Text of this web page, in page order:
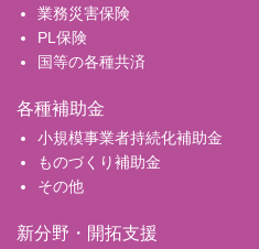
業務災害保険
PL保険
国等の各種共済
各種補助金
小規模事業者持続化補助金
ものづくり補助金
その他
新分野・開拓支援